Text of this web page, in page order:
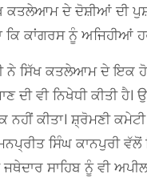
ਕਤਲੇਆਮ ਦੇ ਦੋਸ਼ੀਆਂ ਦੀ
ਕਿ ਕਾਂਗਰਸ ਨੂੰ ਅਜਿਹੀਆਂ
ਨੇ ਸਿੱਖ ਕਤਲੇਆਮ ਦੇ ਇਕ
ਦੀ ਵੀ ਨਿਖੇਧੀ ਕੀਤੀ
ਕੀਤਾ। ਸ਼੍ਰੋਮਣੀ
ਸਿੰਘ ਕਾਨਪੁਰੀ ਵੱਲੋਂ
ਸਾਹਿਬ ਨੂੰ ਵੀ